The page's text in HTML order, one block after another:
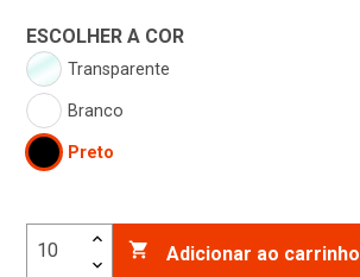
ESCOLHER A COR
Transparente
Branco
Preto
 Adicionar ao carrinho